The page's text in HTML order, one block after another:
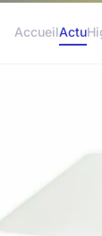
AccueilActu